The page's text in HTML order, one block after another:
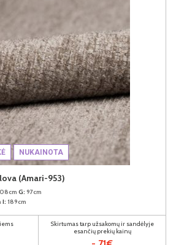
NUKAINOTA
(Amari-953)
G: 97cm
I: 189cm
Skirtumas tarp užsakomų ir sandėlyje
esančių prekių kainų